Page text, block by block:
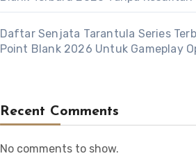
Daftar Senjata Tarantula Series
Point Blank 2026 Untuk Gameplay
Recent Comments
No comments to show.